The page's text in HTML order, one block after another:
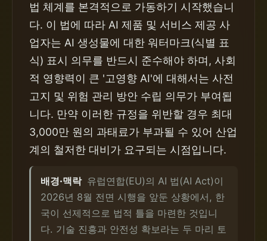
법 체계를 본격적으로 가동하기 시작했습니
다. 이 법에 따라 AI 제품 및 서비스 제공 사
업자는 AI 생성물에 대한 워터마크(식별 표
식) 표시 의무를 반드시 준수해야 하며, 사회
적 영향력이 큰 '고영향 AI'에 대해서는 사전
고지 및 위험 관리 방안 수립 의무가 부여됩
니다. 만약 이러한 규정을 위반할 경우 최대
3,000만 원의 과태료가 부과될 수 있어 산업
계의 철저한 대비가 요구되는 시점입니다.
배경·맥락 유럽연합(EU)의 AI 법(AI Act)이
2026년 8월 전면 시행을 앞둔 상황에서, 한
국이 선제적으로 법적 틀을 마련한 것입니
다. 기술 진흥과 안전성 확보라는 두 마리 토